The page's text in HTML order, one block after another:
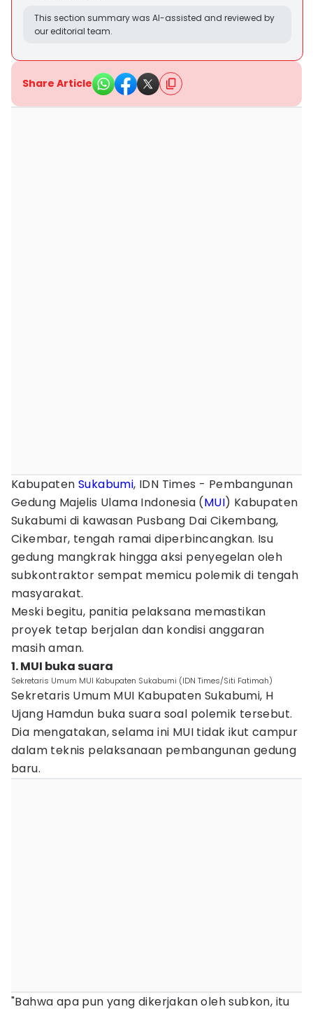
This section summary was AI-assisted and reviewed by
our editorial team.
Share Article
KabupatenSukabumi, IDN Times - Pembangunan
Gedung Majelis Ulama Indonesia (MUI) Kabupaten
Sukabumi di kawasan Pusbang Dai Cikembang,
Cikembar, tengah ramai diperbincangkan. Isu
gedung mangkrak hingga aksi penyegelan oleh
subkontraktor sempat memicu polemik di tengah
masyarakat.
Meski begitu, panitia pelaksana memastikan
proyek tetap berjalan dan kondisi anggaran
masih aman.
1. MUI buka suara
Sekretaris Umum MUI Kabupaten Sukabumi (IDN Times/Siti Fatimah)
Sekretaris Umum MUI Kabupaten Sukabumi, H
Ujang Hamdun buka suara soal polemik tersebut.
Dia mengatakan, selama ini MUI tidak ikut campur
dalam teknis pelaksanaan pembangunan gedung
baru.
"Bahwa apa pun yang dikerjakan oleh subkon, itu